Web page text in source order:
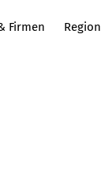
Firmen Region